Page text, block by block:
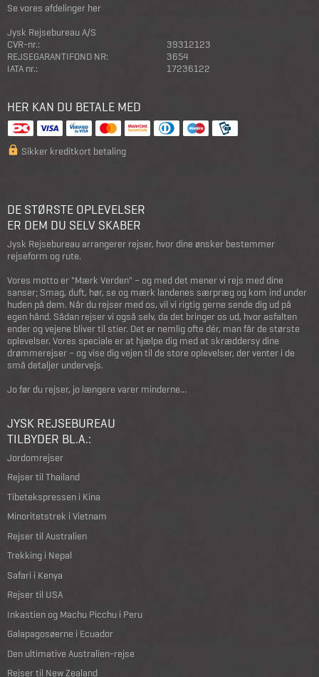
Se vores afdelinger her
Jysk Rejsebureau A/S
CVR-nr.:
39312123
REJSEGARANTIFOND NR:
3654
IATA nr.:
17236122
HER KAN DU BETALE MED
Sikker kreditkort betaling
DE STØRSTE OPLEVELSER
ER DEM DU SELV SKABER
Jysk Rejsebureau arrangerer rejser, hvor dine ønsker bestemmer
rejseform og rute.
Vores motto er "Mærk Verden" – og med det mener vi rejs med dine
sanser; Smag, duft, hør, se og mærk landenes særpræg og kom ind under
huden på dem. Når du rejser med os, vil vi rigtig gerne sende dig ud på
egen hånd. Sådan rejser vi også selv, da det bringer os ud, hvor asfalten
ender og vejene bliver til stier. Det er nemlig ofte dér, man får de største
oplevelser. Vores speciale er at hjælpe dig med at skræddersy dine
drømmerejser – og vise dig vejen til de store oplevelser, der venter i de
små detaljer undervejs.
Jo før du rejser, jo længere varer minderne...
JYSK REJSEBUREAU
TILBYDER BL.A.:
Jordomrejser
Rejser til Thailand
Tibetekspressen i Kina
Minoritetstrek i Vietnam
Rejser til Australien
Trekking i Nepal
Safari i Kenya
Rejser til USA
Inkastien og Machu Picchu i Peru
Galapagosøerne i Ecuador
Den ultimative Australien-rejse
Rejser til New Zealand